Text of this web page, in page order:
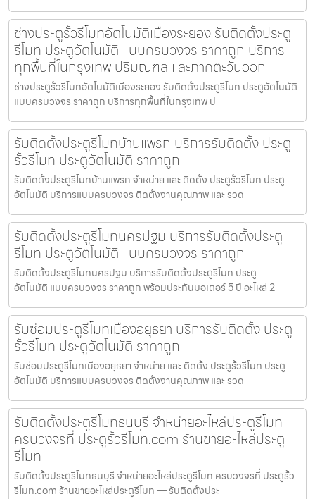
ช่างประตูรั้วรีโมทอัตโนมัติเมืองระยอง รับติดตั้งประตู
รีโมท ประตูอัตโนมัติ แบบครบวงจร ราคาถูก บริการ
ทุกพื้นที่ในกรุงเทพ ปริมณฑล และภาคตะวันออก
ช่างประตูรั้วรีโมทอัตโนมัติเมืองระยอง รับติดตั้งประตูรีโมท ประตูอัตโนมัติ
แบบครบวงจร ราคาถูก บริการทุกพื้นที่ในกรุงเทพ ป
รับติดตั้งประตูรีโมทบ้านแพรก บริการรับติดตั้ง ประตู
รั้วรีโมท ประตูอัตโนมัติ ราคาถูก
รับติดตั้งประตูรีโมทบ้านแพรก จำหน่าย และ ติดตั้ง ประตูรั้วรีโมท ประตู
อัตโนมัติ บริการแบบครบวงจร ติดตั้งงานคุณภาพ และ รวด
รับติดตั้งประตูรีโมทนครปฐม บริการรับติดตั้งประตู
รีโมท ประตูอัตโนมัติ แบบครบวงจร ราคาถูก
รับติดตั้งประตูรีโมทนครปฐม บริการรับติดตั้งประตูรีโมท ประตู
อัตโนมัติ แบบครบวงจร ราคาถูก พร้อมประกันมอเตอร์ 5 ปี อะไหล่ 2
รับซ่อมประตูรีโมทเมืองอยุธยา บริการรับติดตั้ง ประตู
รั้วรีโมท ประตูอัตโนมัติ ราคาถูก
รับซ่อมประตูรีโมทเมืองอยุธยา จำหน่าย และ ติดตั้ง ประตูรั้วรีโมท ประตู
อัตโนมัติ บริการแบบครบวงจร ติดตั้งงานคุณภาพ และ รวด
รับติดตั้งประตูรีโมทธนบุรี จำหน่ายอะไหล่ประตูรีโมท
ครบวงจรที่ ประตูรั้วรีโมท.com ร้านขายอะไหล่ประตู
รีโมท
รับติดตั้งประตูรีโมทธนบุรี จำหน่ายอะไหล่ประตูรีโมท ครบวงจรที่ ประตูรั้ว
รีโมท.com ร้านขายอะไหล่ประตูรีโมท — รับติดตั้งประ